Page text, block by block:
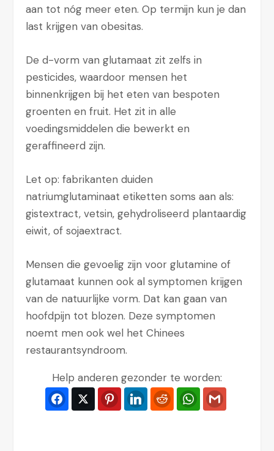
aan tot nóg meer eten. Op termijn kun je dan
last krijgen van obesitas.
De d-vorm van glutamaat zit zelfs in
pesticides, waardoor mensen het
binnenkrijgen bij het eten van bespoten
groenten en fruit. Het zit in alle
voedingsmiddelen die bewerkt en
geraffineerd zijn.
Let op: fabrikanten duiden
natriumglutaminaat etiketten soms aan als:
gistextract, vetsin, gehydroliseerd plantaardig
eiwit, of sojaextract.
Mensen die gevoelig zijn voor glutamine of
glutamaat kunnen ook al symptomen krijgen
van de natuurlijke vorm. Dat kan gaan van
hoofdpijn tot blozen. Deze symptomen
noemt men ook wel het Chinees
restaurantsyndroom.
Help anderen gezonder te worden:
FacebookTwitter PinterestLinkedIn Reddit WhatsApp